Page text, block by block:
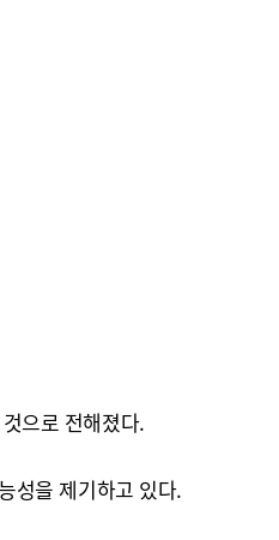
으로 전해졌다.
성을 제기하고 있다.